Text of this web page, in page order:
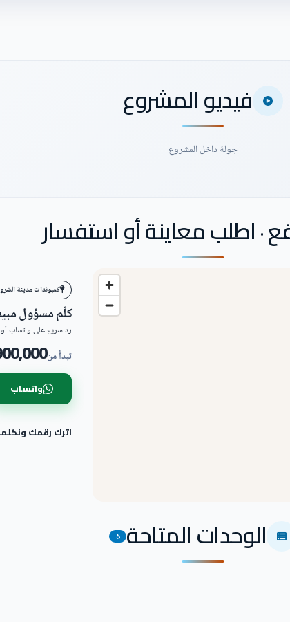
فيديو المشروع
جولة داخل المشروع
· اطلب معاينة أو استفسار
كمبوندات مدينة
كلّم مسؤول
رد سريع على واتساب أو
تبدأ من
واتساب
اترك رقمك
الوحدات المتاحة 8